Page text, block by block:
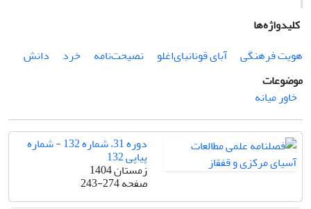
کلیدواژه‌ها
هویت‌ فرهنگی
آبای قونانبای‌اغلو نصیحت‌نامه خرد
دانش
موضوعات
خاور میانه
دوره 31، شماره 132 - شماره
پیاپی 132
زمستان 1404
صفحه243-274